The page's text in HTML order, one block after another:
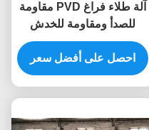
آلة طلاء فراغ PVD مقاومة
للصدأ ومقاومة للخدش
ومقاومة للماء لحوض
المطبخ المصنوع من الفولاذ
المقاوم للصدأ
احصل على أفضل سعر